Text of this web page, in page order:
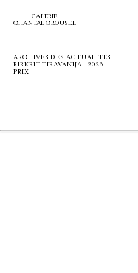
GALERIE
CHANTAL CROUSEL
ARCHIVES DES ACTUALITÉS
RIRKRIT TIRAVANIJA | 2023 |
PRIX